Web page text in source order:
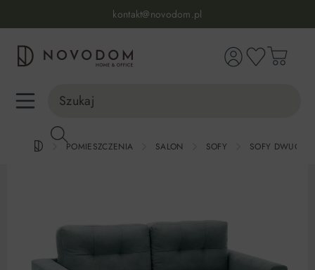
kontakt@novodom.pl
Dostawa z wniesieniem
30 dni na zwrot lub wymianę
98% zadowolonych klientów
POMIESZCZENIA SALON SOFY SOFY